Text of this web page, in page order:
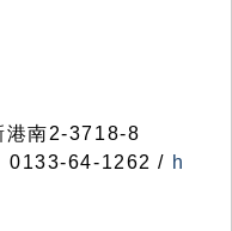
南2-3718-8
0133-64-1262 / h